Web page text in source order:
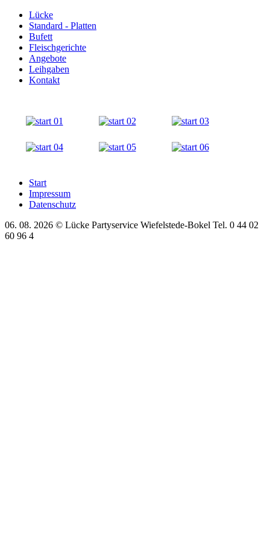
Lücke
Standard - Platten
Bufett
Fleischgerichte
Angebote
Leihgaben
Kontakt
Start
Impressum
Datenschutz
06. 08. 2026 © Lücke Partyservice Wiefelstede-Bokel Tel. 0 44 02
60 96 4